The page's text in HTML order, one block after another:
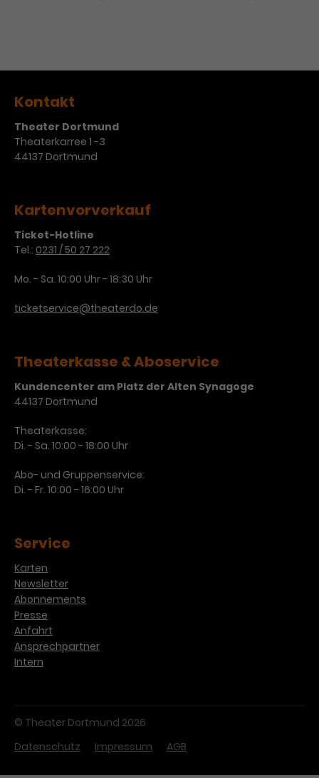
Kontakt
Theater Dortmund
Theaterkarree 1 -3
44137 Dortmund
Kartenvorverkauf
Ticket-Hotline
Tel.: 0231 / 50 27 222
Mo. - Sa. 10:00 Uhr - 18:30 Uhr
ticketservice@theaterdo.de
Theaterkasse & Aboservice
Kundencenter am Platz der Alten Synagoge
44137 Dortmund
Theaterkasse:
Di. - Sa. 10:00 - 18:00 Uhr
Abo- und Gruppenservice:
Di. - Fr. 10:00 - 16:00 Uhr
Service
Karten
Newsletter
Abonnements
Presse
Anfahrt
Ansprechpartner
Intern
© Theater Dortmund 2026
Datenschutz
Impressum AGB